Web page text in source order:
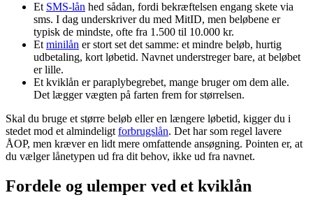
Et SMS-lån hed sådan, fordi bekræftelsen engang skete via
sms. I dag underskriver du med MitID, men beløbene er
typisk de mindste, ofte fra 1.500 til 10.000 kr.
Etminilån er stort set det samme: et mindre beløb, hurtig
udbetaling, kort løbetid. Navnet understreger bare, at beløbet
er lille.
Et kviklån er paraplybegrebet, mange bruger om dem alle.
Det lægger vægten på farten frem for størrelsen.
Skal du bruge et større beløb eller en længere løbetid, kigger du i
stedet mod et almindeligtforbrugslån. Det har som regel lavere
ÅOP, men kræver en lidt mere omfattende ansøgning. Pointen er, at
du vælger lånetypen ud fra dit behov, ikke ud fra navnet.
Fordele og ulemper ved et kviklån